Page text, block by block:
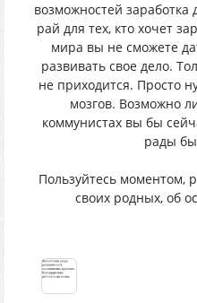
возможностей заработка
рай для тех, кто хочет
мира вы не сможете
развивать свое дело.
не приходится. Просто
мозгов. Возможно
коммунистах вы бы
рады
Пользуйтесь моментом,
своих родных, об